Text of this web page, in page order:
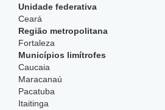
Unidade federativa
Ceará
Região metropolitana
Fortaleza
Municípios limítrofes
Caucaia
Maracanaú
Pacatuba
Itaitinga